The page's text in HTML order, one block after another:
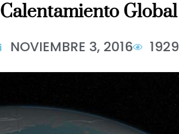
Calentamiento Global
NOVIEMBRE 3, 2016 1929